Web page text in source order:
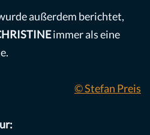
außerdem berichtet,
immer als eine
© Stefan Preis